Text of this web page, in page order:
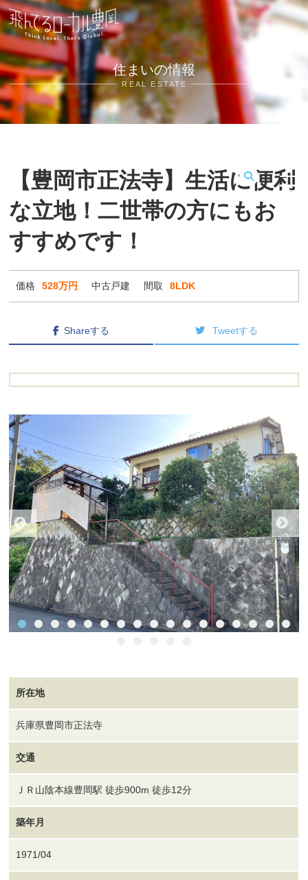
住まいの情報
REAL ESTATE
MENU
【豊岡市正法寺】生活に便利
な立地！二世帯の方にもお
すすめです！
価格 528万円 中古戸建 間取 8LDK
Shareする Tweetする
所在地
兵庫県豊岡市正法寺
交通
ＪＲ山陰本線豊岡駅 徒歩900m 徒歩12分
築年月
1971/04